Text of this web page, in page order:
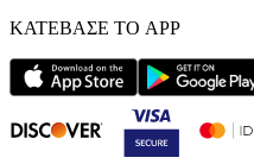
ΚΑΤΕΒΑΣΕ ΤΟ APP